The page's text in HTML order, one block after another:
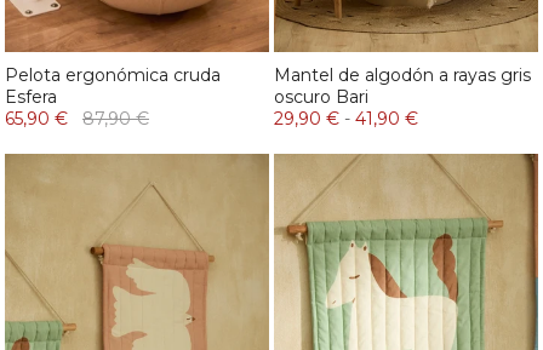
Pelota ergonómica cruda
Esfera
65,90 €
87,90 €
Mantel de algodón a rayas gris
oscuro Bari
29,90 € - 41,90 €